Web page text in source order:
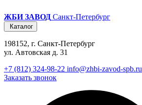
ЖБИ ЗАВОД Санкт-Петербург
Каталог
198152, г. Санкт-Петербург
ул. Автовская д. 31
+7 (812) 324-98-22 info@zhbi-zavod-spb.ru
Заказать звонок